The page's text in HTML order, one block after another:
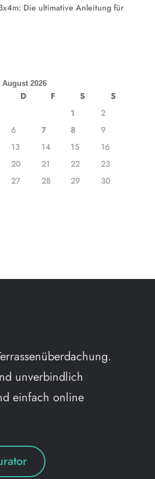
Die ultimative Anleitung für
August 2026
D F S
S
1
2
6 7 8
9
13 14 15
16
20 21 22
23
27 28 29
30
unverbindlich
einfach online